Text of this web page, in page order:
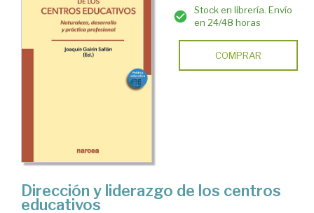
Stock en librería. Envío
en 24/48 horas
COMPRAR
Dirección y liderazgo de los centros
educativos